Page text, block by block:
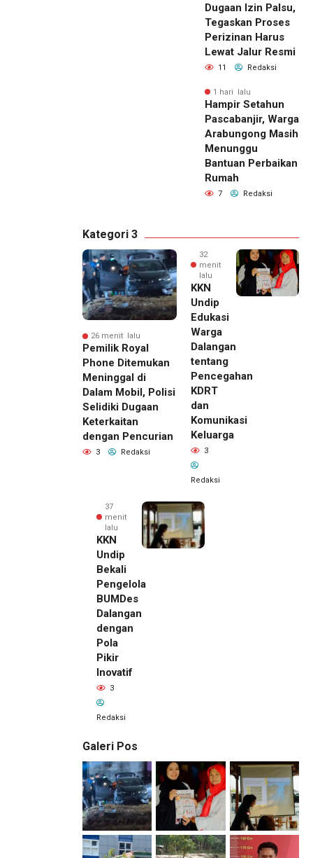
Dugaan Izin Palsu,
Tegaskan Proses
Perizinan Harus
Lewat Jalur Resmi
11 Redaksi
1 hari lalu
Hampir Setahun
Pascabanjir, Warga
Arabungong Masih
Menunggu
Bantuan Perbaikan
Rumah
7 Redaksi
Kategori 3
26 menit lalu
Pemilik Royal
Phone Ditemukan
Meninggal di
Dalam Mobil, Polisi
Selidiki Dugaan
Keterkaitan
dengan Pencurian
3 Redaksi
32
menit
lalu
KKN
Undip
Edukasi
Warga
Dalangan
tentang
Pencegahan
KDRT
dan
Komunikasi
Keluarga
3
Redaksi
37
menit
lalu
KKN
Undip
Bekali
Pengelola
BUMDes
Dalangan
dengan
Pola
Pikir
Inovatif
3
Redaksi
Galeri Pos